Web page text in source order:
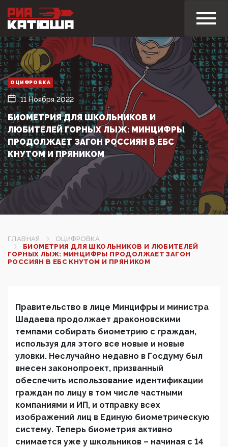
ОЦИФРОВКА
11 Ноября 2022
БИОМЕТРИЯ ДЛЯ ШКОЛЬНИКОВ И
ЛЮБИТЕЛЕЙ ГОРНЫХ ЛЫЖ: МИНЦИФРЫ
ПРОДОЛЖАЕТ ЗАГОН РОССИЯН В ЕБС
КНУТОМ И ПРЯНИКОМ
ГЛАВНАЯ
ОЦИФРОВКА
БИОМЕТРИЯ ДЛЯ ШКОЛЬНИКОВ И ЛЮБИТЕЛЕЙ
ГОРНЫХ ЛЫЖ: МИНЦИФРЫ ПРОДОЛЖАЕТ ЗАГОН
РОССИЯН В ЕБС КНУТОМ И ПРЯНИКОМ
Правительство в лице Минцифры и министра
Шадаева продолжает драконовскими
темпами собирать биометрию с граждан,
используя для этого все новые и новые
уловки. Неслучайно недавно в Госдуму был
внесен законопроект, призванный
обеспечить использование идентификации
граждан по лицу в том числе частными
компаниями и ИП, и отправку всех
изображений лиц в Единую биометрическую
систему. Теперь биометрия активно
снимается уже у школьников – начиная с 14